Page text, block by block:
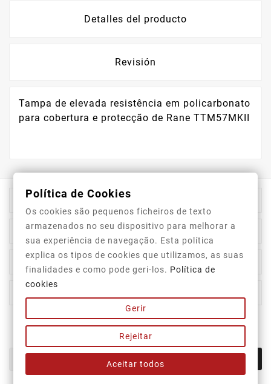
Detalles del producto
Revisión
Tampa de elevada resistência em policarbonato
para cobertura e protecção de Rane TTM57MKII
Información De La Tienda
Category
Our Company

Newsletter
Política de Cookies
Os cookies são pequenos ficheiros de texto
armazenados no seu dispositivo para melhorar a
sua experiência de navegação. Esta política
explica os tipos de cookies que utilizamos, as suas
finalidades e como pode geri-los. Política de
cookies
Gerir
Rejeitar
Aceitar todos